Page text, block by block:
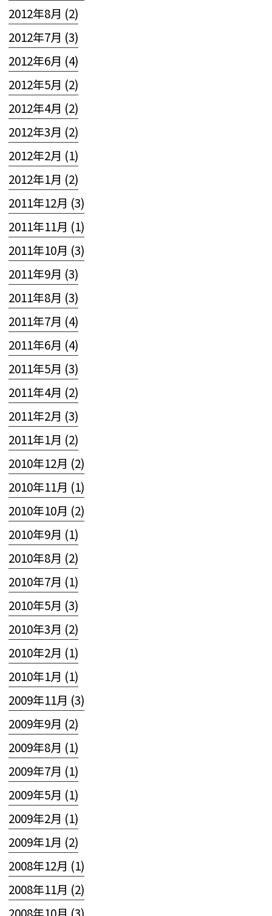
2012年8月 (2)
2012年7月 (3)
2012年6月 (4)
2012年5月 (2)
2012年4月 (2)
2012年3月 (2)
2012年2月 (1)
2012年1月 (2)
2011年12月 (3)
2011年11月 (1)
2011年10月 (3)
2011年9月 (3)
2011年8月 (3)
2011年7月 (4)
2011年6月 (4)
2011年5月 (3)
2011年4月 (2)
2011年2月 (3)
2011年1月 (2)
2010年12月 (2)
2010年11月 (1)
2010年10月 (2)
2010年9月 (1)
2010年8月 (2)
2010年7月 (1)
2010年5月 (3)
2010年3月 (2)
2010年2月 (1)
2010年1月 (1)
2009年11月 (3)
2009年9月 (2)
2009年8月 (1)
2009年7月 (1)
2009年5月 (1)
2009年2月 (1)
2009年1月 (2)
2008年12月 (1)
2008年11月 (2)